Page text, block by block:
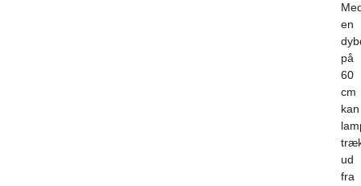
en
på
60
cm
kan
ud
fra